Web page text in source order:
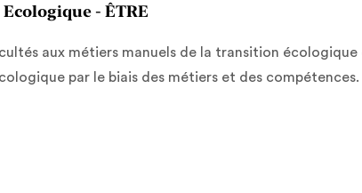
- ÊTRE
aux métiers manuels de la transition écologique
par le biais des métiers et des compétences.